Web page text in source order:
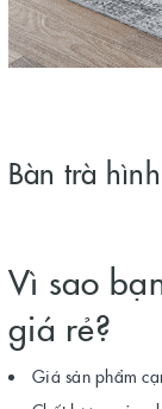
Bàn trà
Vì sao
giá rẻ?
Giá sản phẩm